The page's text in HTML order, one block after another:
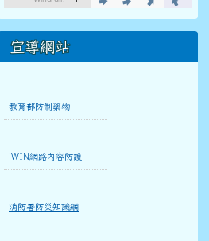
宣導網站
教育部防制藥物
iWIN網路內容防護
消防署防災知識網